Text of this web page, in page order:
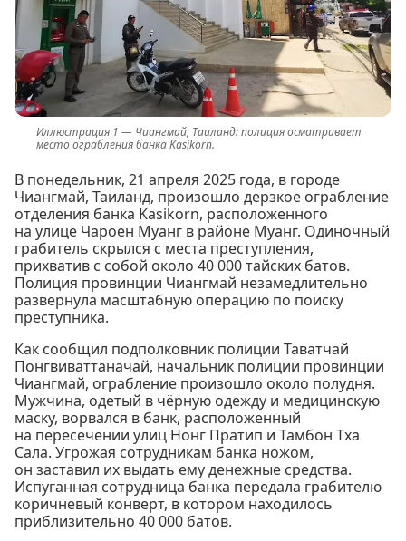
Чиангмай, Таиланд: полиция осматривает
место ограбления банка Kasikorn.
В понедельник, 21 апреля 2025 года, в городе
Чиангмай, Таиланд, произошло дерзкое ограбление
отделения банка Kasikorn, расположенного
на улице Чароен Муанг в районе Муанг. Одиночный
грабитель скрылся с места преступления,
прихватив с собой около 40 000 тайских батов.
Полиция провинции Чиангмай незамедлительно
развернула масштабную операцию по поиску
преступника.
Как сообщил подполковник полиции Таватчай
Понгвиваттаначай, начальник полиции провинции
Чиангмай, ограбление произошло около полудня.
Мужчина, одетый в чёрную одежду и медицинскую
маску, ворвался в банк, расположенный
на пересечении улиц Нонг Пратип и Тамбон Тха
Сала. Угрожая сотрудникам банка ножом,
он заставил их выдать ему денежные средства.
Испуганная сотрудница банка передала грабителю
коричневый конверт, в котором находилось
приблизительно 40 000 батов.